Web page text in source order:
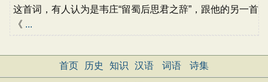
这首词，有人认为是韦庄“留蜀后思君之辞”，跟他的另一首
《 ...
首页 历史 知识 汉语 词语 诗集